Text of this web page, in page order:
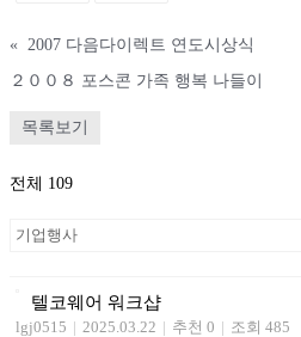
« 2007 다음다이렉트 연도시상식
２００８ 포스콘 가족 행복 나들이
목록보기
전체 109
텔코웨어 워크샵
lgj0515 | 2025.03.22 | 추천 0 | 조회 485